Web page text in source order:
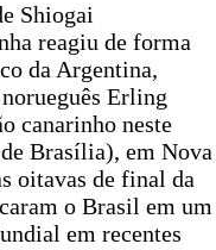
Shiogai
reagiu de forma
da Argentina,
Erling
canarinho neste
Brasília), em Nova
oitavas de final da
o Brasil em um
em recentes